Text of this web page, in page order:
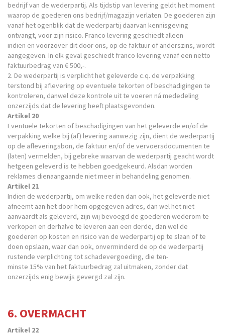
bedrijf van de wederpartij. Als tijdstip van levering geldt het moment
waarop de goederen ons bedrijf/magazijn verlaten. De goederen zijn
vanaf het ogenblik dat de wederpartij daarvan kennisgeving
ontvangt, voor zijn risico. Franco levering geschiedt alleen
indien en voorzover dit door ons, op de faktuur of anderszins, wordt
aangegeven. In elk geval geschiedt franco levering vanaf een netto
faktuurbedrag van € 500,-.
2. De wederpartij is verplicht het geleverde c.q. de verpakking
terstond bij aflevering op eventuele tekorten of beschadigingen te
kontroleren, danwel deze kontrole uit te voeren ná mededeling
onzerzijds dat de levering heeft plaatsgevonden.
Artikel 20
Eventuele tekorten of beschadigingen van het geleverde en/of de
verpakking welke bij (af) levering aanwezig zijn, dient de wederpartij
op de afleveringsbon, de faktuur en/of de vervoersdocumenten te
(laten) vermelden, bij gebreke waarvan de wederpartij geacht wordt
hetgeen geleverd is te hebben goedgekeurd. Alsdan worden
reklames dienaangaande niet meer in behandeling genomen.
Artikel 21
Indien de wederpartij, om welke reden dan ook, het geleverde niet
afneemt aan het door hem opgegeven adres, dan wel het niet
aanvaardt als geleverd, zijn wij bevoegd de goederen wederom te
verkopen en derhalve te leveren aan een derde, dan wel de
goederen op kosten en risico van de wederpartij op te slaan of te
doen opslaan, waar dan ook, onverminderd de op de wederpartij
rustende verplichting tot schadevergoeding, die ten-
minste 15% van het faktuurbedrag zal uitmaken, zonder dat
onzerzijds enig bewijs gevergd zal zijn.
6. OVERMACHT
Artikel 22